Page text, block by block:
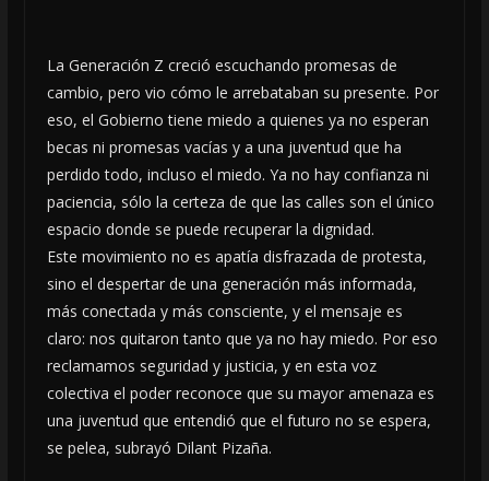
La Generación Z creció escuchando promesas de
cambio, pero vio cómo le arrebataban su presente. Por
eso, el Gobierno tiene miedo a quienes ya no esperan
becas ni promesas vacías y a una juventud que ha
perdido todo, incluso el miedo. Ya no hay confianza ni
paciencia, sólo la certeza de que las calles son el único
espacio donde se puede recuperar la dignidad.
Este movimiento no es apatía disfrazada de protesta,
sino el despertar de una generación más informada,
más conectada y más consciente, y el mensaje es
claro: nos quitaron tanto que ya no hay miedo. Por eso
reclamamos seguridad y justicia, y en esta voz
colectiva el poder reconoce que su mayor amenaza es
una juventud que entendió que el futuro no se espera,
se pelea, subrayó Dilant Pizaña.